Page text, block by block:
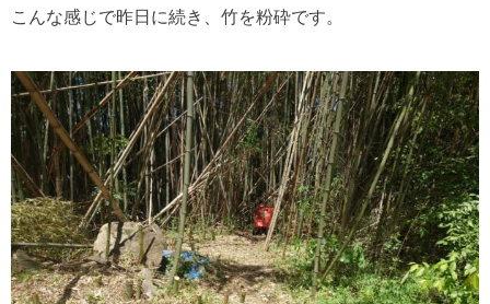
こんな感じで昨日に続き、竹を粉砕です。